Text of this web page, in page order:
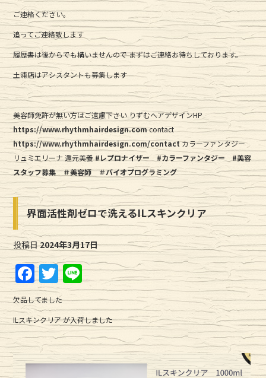
ご連絡ください。
追ってご連絡致します
履歴書は後からでも構いませんので まずはご連絡お待ちしております。
土浦店はアシスタントも募集します
美容師免許が無い方はご遠慮下さい りずむへアデザインHP
https://www.rhythmhairdesign.comcontact
https://www.rhythmhairdesign.com/contactカラーファンタジー
リュミエリーナ 還元美養#レプロナイザー #カラーファンタジー
#美容
スタッフ募集
＃美容師 ＃バイオプログラミング
界面活性剤ゼロで洗えるILスキンクリア
投稿日2024年3月17日
F
a
c
e
b
o
T
w
it
te
r
Li
n
e
欠品してました
ILスキンクリア が入荷しました